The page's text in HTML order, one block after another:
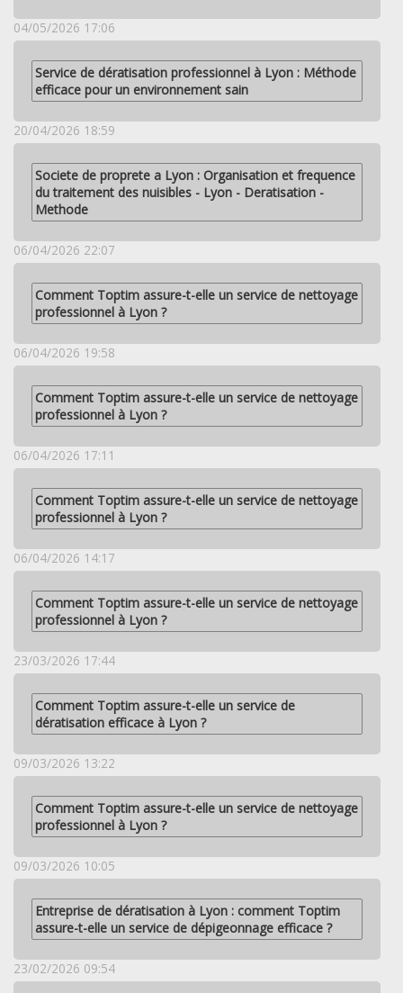
04/05/2026 17:06
Service de dératisation professionnel à Lyon : Méthode
efficace pour un environnement sain
20/04/2026 18:59
Societe de proprete a Lyon : Organisation et frequence
du traitement des nuisibles - Lyon - Deratisation -
Methode
06/04/2026 22:07
Comment Toptim assure-t-elle un service de nettoyage
professionnel à Lyon ?
06/04/2026 19:58
Comment Toptim assure-t-elle un service de nettoyage
professionnel à Lyon ?
06/04/2026 17:11
Comment Toptim assure-t-elle un service de nettoyage
professionnel à Lyon ?
06/04/2026 14:17
Comment Toptim assure-t-elle un service de nettoyage
professionnel à Lyon ?
23/03/2026 17:44
Comment Toptim assure-t-elle un service de
dératisation efficace à Lyon ?
09/03/2026 13:22
Comment Toptim assure-t-elle un service de nettoyage
professionnel à Lyon ?
09/03/2026 10:05
Entreprise de dératisation à Lyon : comment Toptim
assure-t-elle un service de dépigeonnage efficace ?
23/02/2026 09:54